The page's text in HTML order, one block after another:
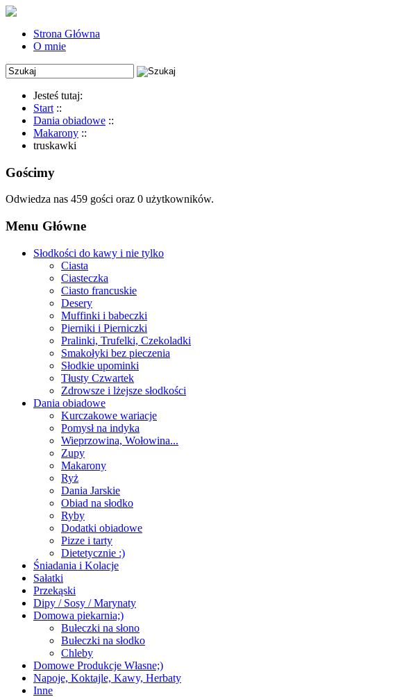
Strona Główna
O mnie
Jesteś tutaj:
Start ::
Dania obiadowe ::
Makarony ::
truskawki
Gościmy
Odwiedza nas 459 gości oraz 0 użytkowników.
Menu Główne
Słodkości do kawy i nie tylko
Ciasta
Ciasteczka
Ciasto francuskie
Desery
Muffinki i babeczki
Pierniki i Pierniczki
Pralinki, Trufelki, Czekoladki
Smakołyki bez pieczenia
Słodkie upominki
Tłusty Czwartek
Zdrowsze i lżejsze słodkości
Dania obiadowe
Kurczakowe wariacje
Pomysł na indyka
Wieprzowina, Wołowina...
Zupy
Makarony
Ryż
Dania Jarskie
Obiad na słodko
Ryby
Dodatki obiadowe
Pizze i tarty
Dietetycznie :)
Śniadania i Kolacje
Sałatki
Przekąski
Dipy / Sosy / Marynaty
Domowa piekarnia;)
Bułeczki na słono
Bułeczki na słodko
Chleby
Domowe Produkcje Własne;)
Napoje, Koktajle, Kawy, Herbaty
Inne